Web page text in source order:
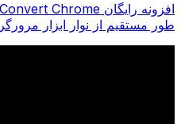
طور مستقیم از نوار ابزار